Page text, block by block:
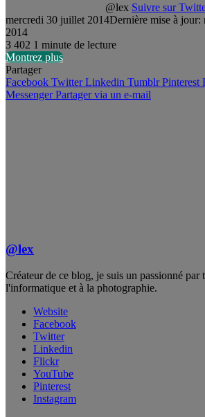
@lex Suivre sur
mercredi 30 juillet 2014Dernière mise à
2014
3 402 1 minute de lecture
Montrez plus
Partager
Facebook Twitter Linkedin Tumblr Pinterest
Messenger Partager via un e-mail
@lex
Créateur de ce blog, je suis un passionné par
l'informatique et à la photographie.
Website
Facebook
Twitter
Linkedin
Flickr
YouTube
Pinterest
Instagram